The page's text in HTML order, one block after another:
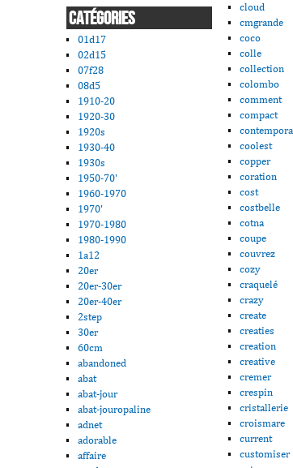
CATÉGORIES
01d17
02d15
07f28
08d5
1910-20
1920-30
1920s
1930-40
1930s
1950-70'
1960-1970
1970'
1970-1980
1980-1990
1a12
20er
20er-30er
20er-40er
2step
30er
60cm
abandoned
abat
abat-jour
abat-jouropaline
adnet
adorable
affaire
cloud
cmgrande
coco
colle
collection
colombo
comment
compact
coolest
copper
coration
cost
costbelle
cotna
coupe
couvrez
cozy
craquelé
crazy
create
creaties
creation
creative
cremer
crespin
cristallerie
croismare
current
customiser